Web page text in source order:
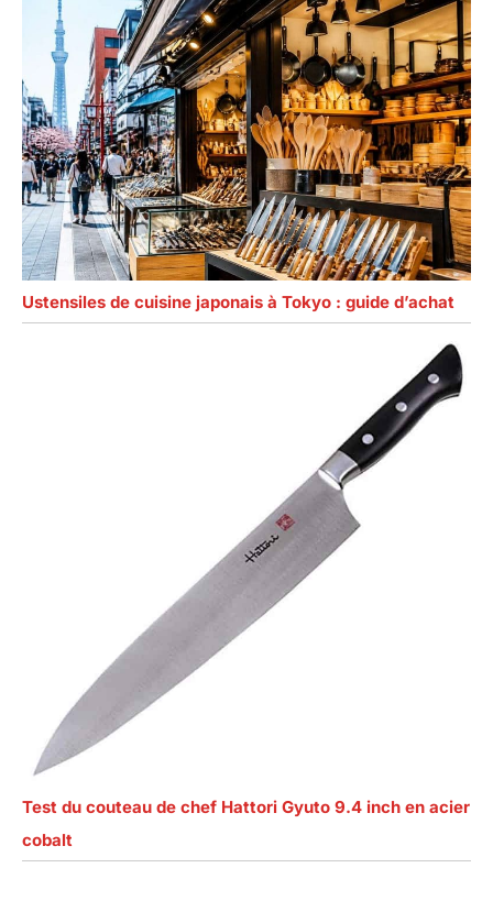
Ustensiles de cuisine japonais à Tokyo : guide d’achat
Test du couteau de chef Hattori Gyuto 9.4 inch en acier
cobalt